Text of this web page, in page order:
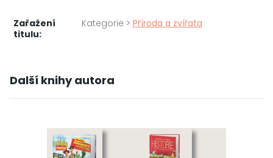
Zařažení
titulu:
Kategorie > Příroda a zvířata
Další knihy autora